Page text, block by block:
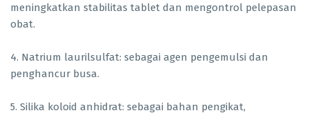
meningkatkan stabilitas tablet dan mengontrol pelepasan
obat.
4. Natrium laurilsulfat: sebagai agen pengemulsi dan
penghancur busa.
5. Silika koloid anhidrat: sebagai bahan pengikat,